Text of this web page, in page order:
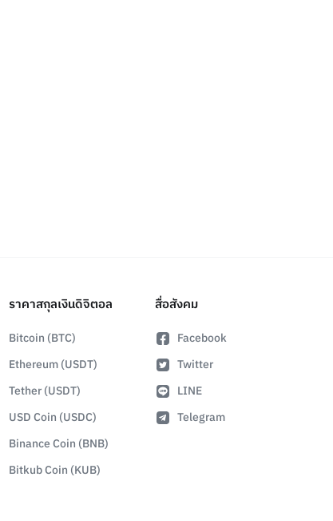
ราคาสกุลเงินดิจิตอล
Bitcoin (BTC)
Ethereum (USDT)
Tether (USDT)
USD Coin (USDC)
Binance Coin (BNB)
Bitkub Coin (KUB)
สื่อสังคม
Facebook
Twitter
LINE
Telegram